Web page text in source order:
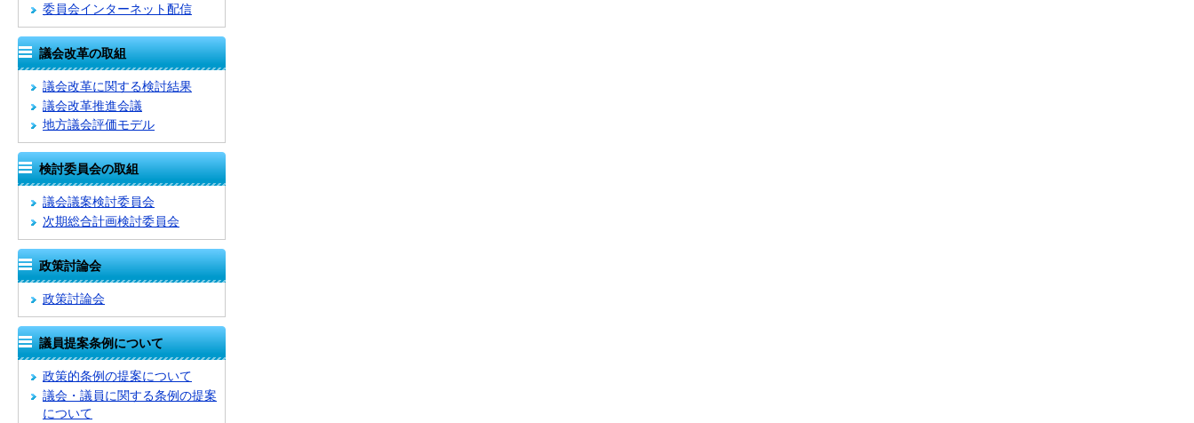
委員会インターネット配信
議会改革の取組
議会改革に関する検討結果
議会改革推進会議
地方議会評価モデル
検討委員会の取組
議会議案検討委員会
次期総合計画検討委員会
政策討論会
政策討論会
議員提案条例について
政策的条例の提案について
議会・議員に関する条例の提案
について